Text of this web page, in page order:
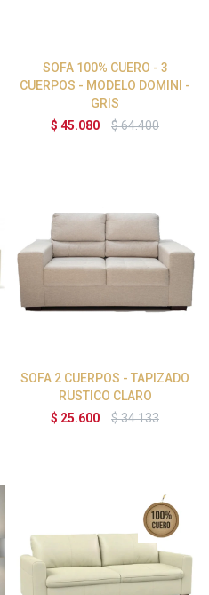
SOFA 100% CUERO - 3
CUERPOS - MODELO DOMINI -
GRIS
$ 45.080 $64.400
SOFA 2 CUERPOS - TAPIZADO
RUSTICO CLARO
$ 25.600 $34.133